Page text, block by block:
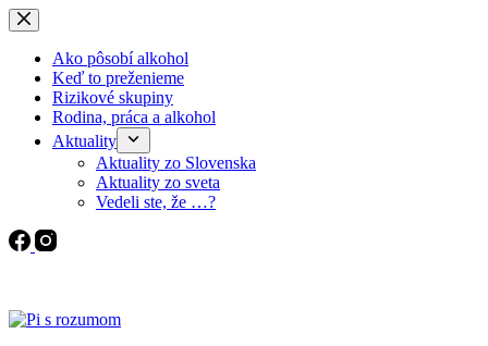
Skip
to
contentAko pôsobí alkohol
Keď to preženieme
Rizikové skupiny
Rodina, práca a alkohol
Aktuality
Aktuality zo Slovenska
Aktuality zo sveta
Vedeli ste, že …?